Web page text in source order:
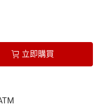
立即購買